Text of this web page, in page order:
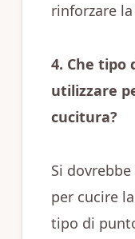
rinforzare
4. Che tipo
utilizzare
cucitura?
Si
per cucire
tipo di